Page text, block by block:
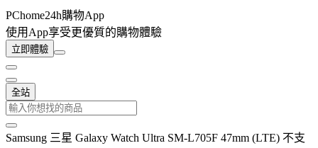
PChome24h購物App
使用App享受更優質的購物體驗
立即體驗
全站
Samsung 三星 Galaxy Watch Ultra SM-L705F 47mm (LTE) 不支